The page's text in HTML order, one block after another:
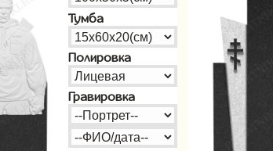
Тумба
Полировка
Гравировка